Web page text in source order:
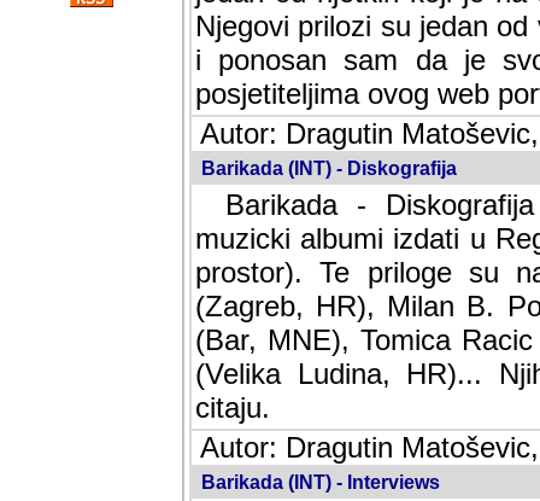
Njegovi prilozi su jedan
i ponosan sam da je
posjetiteljima ovog web
Autor: Dragutin
Barikada (INT) - Diskografija
Barikada -
muzicki albumi izdati u
prostor). Te priloge su
(Zagreb, HR), Milan B.
(Bar, MNE), Tomica
(Velika Ludina, HR)...
citaju.
Autor: Dragutin
Barikada (INT) - Interviews